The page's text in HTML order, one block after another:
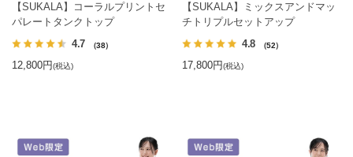
【SUKALA】コーラルプリントセ
パレートタンクトップ
4.7 （38）
12,800円(税込)
【SUKALA】ミックスアンドマッ
チトリプルセットアップ
4.8 （52）
17,800円(税込)